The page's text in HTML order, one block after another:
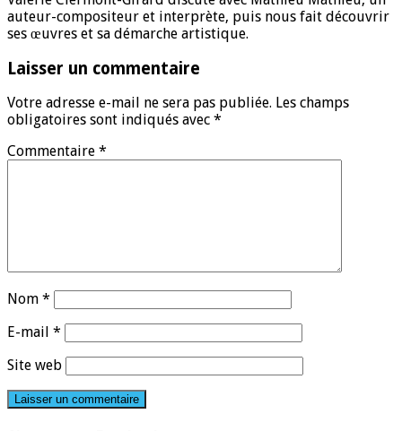
auteur-compositeur et interprète, puis nous fait découvrir
ses œuvres et sa démarche artistique.
Laisser un commentaire
Votre adresse e-mail ne sera pas publiée. Les champs
obligatoires sont indiqués avec *
Commentaire *
Nom *
E-mail *
Site web